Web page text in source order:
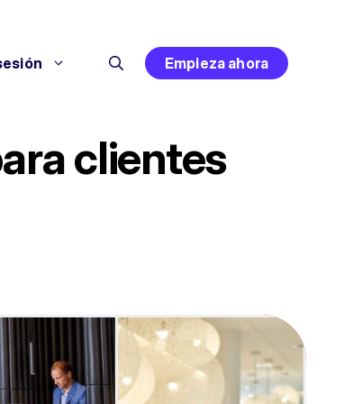
Empieza ahora
clientes